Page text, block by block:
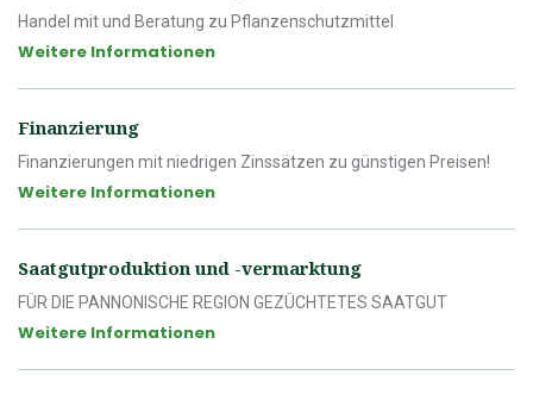
Handel mit und Beratung zu Pflanzenschutzmittel
Weitere Informationen
Finanzierung
Finanzierungen mit niedrigen Zinssätzen zu günstigen Preisen!
Weitere Informationen
Saatgutproduktion und -vermarktung
FÜR DIE PANNONISCHE REGION GEZÜCHTETES SAATGUT
Weitere Informationen